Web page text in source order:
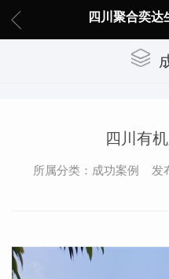
四川聚合奕达
四川有
所属分类：成功案例 发